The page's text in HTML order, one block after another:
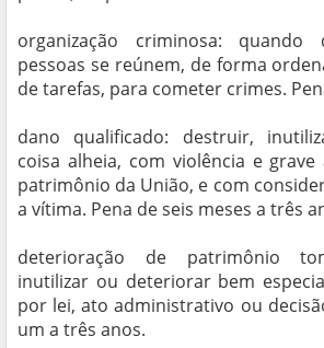
organização criminosa:
pessoas se reúnem, de forma
de tarefas, para cometer crimes.
dano qualificado: destruir,
coisa alheia, com violência e
patrimônio da União, e com
a vítima. Pena de seis meses a três
deterioração de patrimônio
inutilizar ou deteriorar bem
por lei, ato administrativo ou
um a três anos.